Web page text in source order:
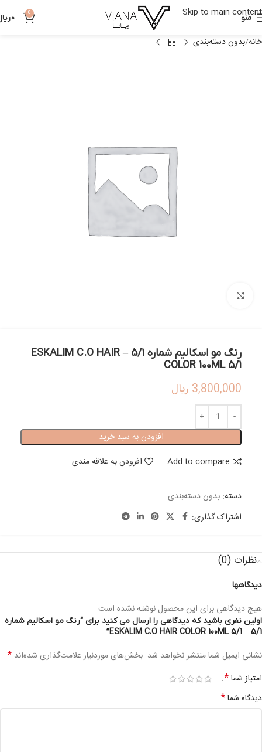
Skip to main content
منو 0
0
خانه بدون دسته‌بندی
رنگ مو اسکالیم شماره 5/1 – ESKALIM C.O HAIR
COLOR 100ML 5/1
3,800,000 ریال
افزودن به سبد خرید
Add to compare
افزودن به علاقه مندی
دسته: بدون دسته‌بندی
اشتراک گذاری:
نظرات (0)
دیدگاهها
هیچ دیدگاهی برای این محصول نوشته نشده است.
اولین نفری باشید که دیدگاهی را ارسال می کنید برای “رنگ مو اسکالیم شماره
5/1 – ESKALIM C.O HAIR COLOR 100ML 5/1”
نشانی ایمیل شما منتشر نخواهد شد. بخش‌های موردنیاز علامت‌گذاری شده‌اند *
امتیاز شما*
دیدگاه شما*